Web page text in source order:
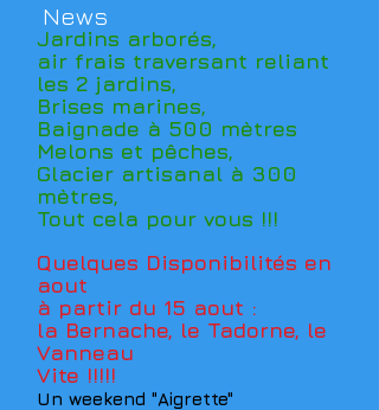
News
Jardins arborés,
air frais traversant reliant
les 2 jardins,
Brises marines,
Baignade à 500 mètres
Melons et pêches,
Glacier artisanal à 300
mètres,
Tout cela pour vous !!!
Quelques Disponibilités en
aout
à partir du 15 aout :
la Bernache, le Tadorne, le
Vanneau
Vite !!!!!
Un weekend "Aigrette"